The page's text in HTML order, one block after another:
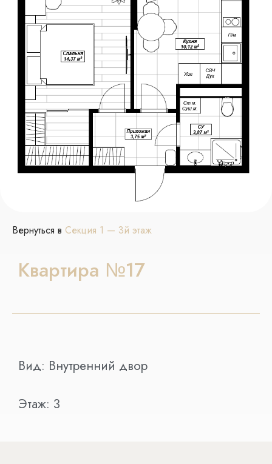
Вернуться в Секция 1 — 3й этаж
Квартира №17
Вид: Внутренний двор
Этаж: 3